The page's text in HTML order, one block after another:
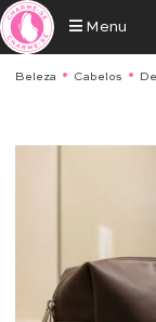
Menu
Beleza Cabelos